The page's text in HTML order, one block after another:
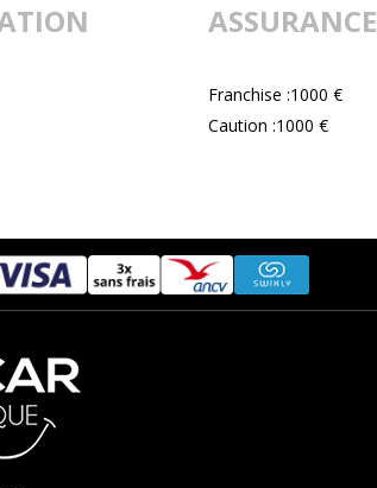
ASSURANCE
Franchise :1000 €
Caution :1000 €